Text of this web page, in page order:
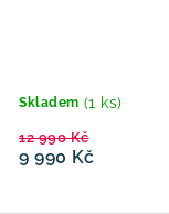
Skladem (1 ks)
9 990 Kč
12 990 Kč